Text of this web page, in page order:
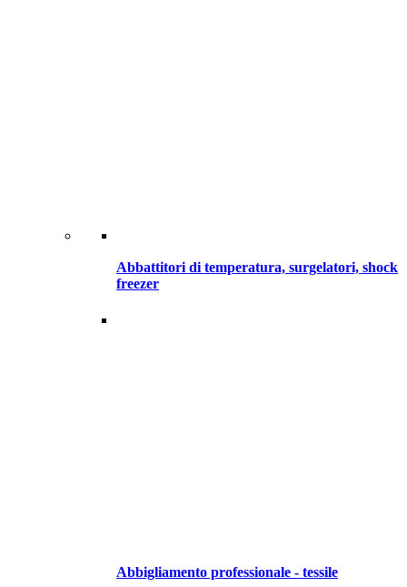
Abbattitori di temperatura, surgelatori, shock
freezer
Abbigliamento professionale - tessile